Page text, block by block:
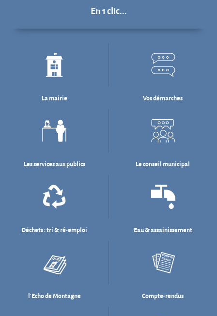
La mairie Vos démarches
Les services aux publics Le conseil municipal
Déchets : tri & ré-emploi Eau & assainissement
l'Echo de Montagne Compte-rendus
Délibérations Budget